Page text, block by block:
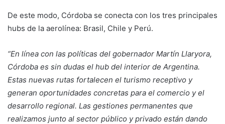
De este modo, Córdoba se conecta con los tres principales
hubs de la aerolínea: Brasil, Chile y Perú.
“En línea con las políticas del gobernador Martín Llaryora,
Córdoba es sin dudas el hub del interior de Argentina.
Estas nuevas rutas fortalecen el turismo receptivo y
generan oportunidades concretas para el comercio y el
desarrollo regional. Las gestiones permanentes que
realizamos junto al sector público y privado están dando